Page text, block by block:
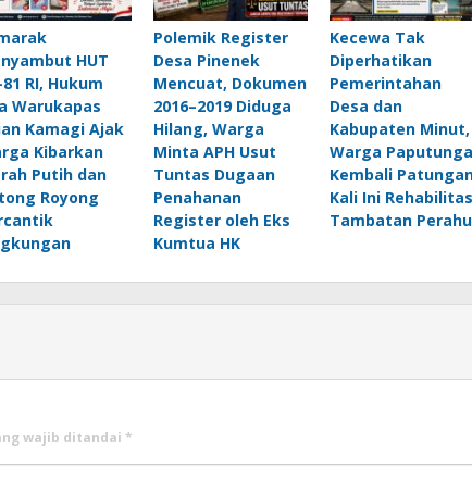
HUT
RI, Hukum
Warukapas
Kamagi Ajak
Kibarkan
Putih dan
Royong
Polemik Register
Desa Pinenek
Mencuat, Dokumen
2016–2019 Diduga
Hilang, Warga
Minta APH Usut
Tuntas Dugaan
Penahanan
Register oleh Eks
Kumtua HK
Kecewa Tak
Diperhatikan
Pemerintahan
Desa dan
Kabupaten Minut,
Warga
Kembali
Kali Ini
Tambatan Perahu
wajib ditandai *